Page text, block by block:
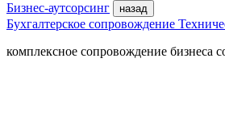
Бизнес-аутсорсинг
назад
Бухгалтерское сопровождение
комплексное сопровождение бизнеса